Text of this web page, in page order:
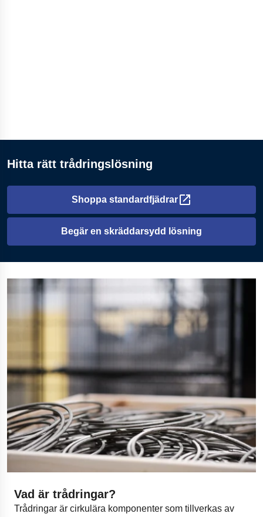
Hitta rätt trådringslösning
Shoppa standardfjädrar
Öppnas i en ny flik
Begär en skräddarsydd lösning
Vad är trådringar?
Trådringar är cirkulära komponenter som tillverkas av